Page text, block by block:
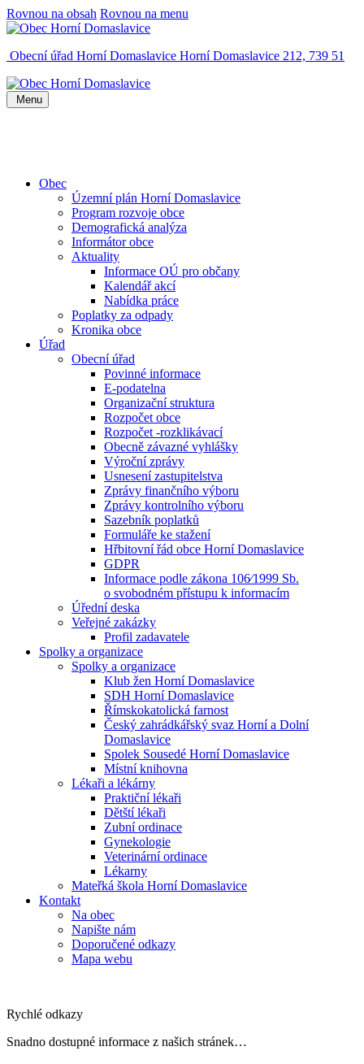
Rovnou na obsah Rovnou na menu
Obecní úřad Horní Domaslavice Horní Domaslavice 212, 739 51
Menu
Obec
Územní plán Horní Domaslavice
Program rozvoje obce
Demografická analýza
Informátor obce
Aktuality
Informace OÚ pro občany
Kalendář akcí
Nabídka práce
Poplatky za odpady
Kronika obce
Úřad
Obecní úřad
Povinné informace
E-podatelna
Organizační struktura
Rozpočet obce
Rozpočet -rozklikávací
Obecně závazné vyhlášky
Výroční zprávy
Usnesení zastupitelstva
Zprávy finančního výboru
Zprávy kontrolního výboru
Sazebník poplatků
Formuláře ke stažení
Hřbitovní řád obce Horní Domaslavice
GDPR
Informace podle zákona 106⁄1999 Sb.
o svobodném přístupu k informacím
Úřední deska
Veřejné zakázky
Profil zadavatele
Spolky a organizace
Spolky a organizace
Klub žen Horní Domaslavice
SDH Horní Domaslavice
Římskokatolická farnost
Český zahrádkářský svaz Horní a Dolní
Domaslavice
Spolek Sousedé Horní Domaslavice
Místní knihovna
Lékaři a lékárny
Praktiční lékaři
Dětští lékaři
Zubní ordinace
Gynekologie
Veterinární ordinace
Lékarny
Mateřká škola Horní Domaslavice
Kontakt
Na obec
Napište nám
Doporučené odkazy
Mapa webu
Rychlé odkazy
Snadno dostupné informace z našich stránek…